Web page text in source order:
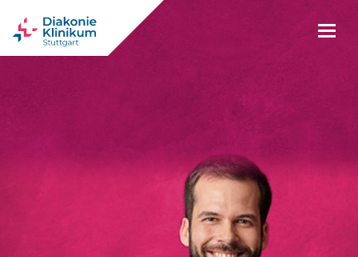
www.diakonie-
Karriere im Diakonie-Klinikum. Wir
freuen uns auf dich.
Studium
Diakonie-
Praktikum
&
Freiwilligendienst